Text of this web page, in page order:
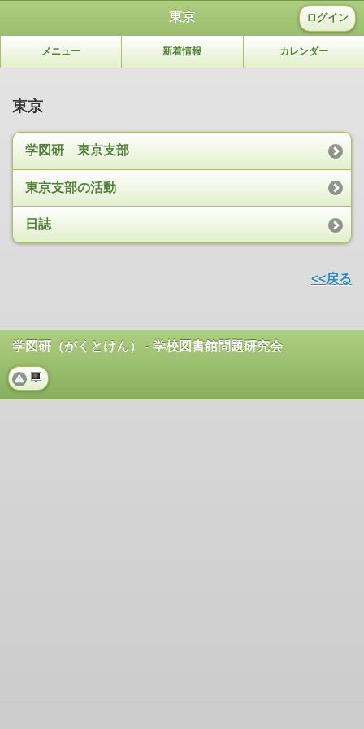
東京 ログイン
メニュー 新着情報 カレンダー
東京
学図研 東京支部
東京支部の活動
日誌
<<戻る
学図研（がくとけん） - 学校図書館問題研究会